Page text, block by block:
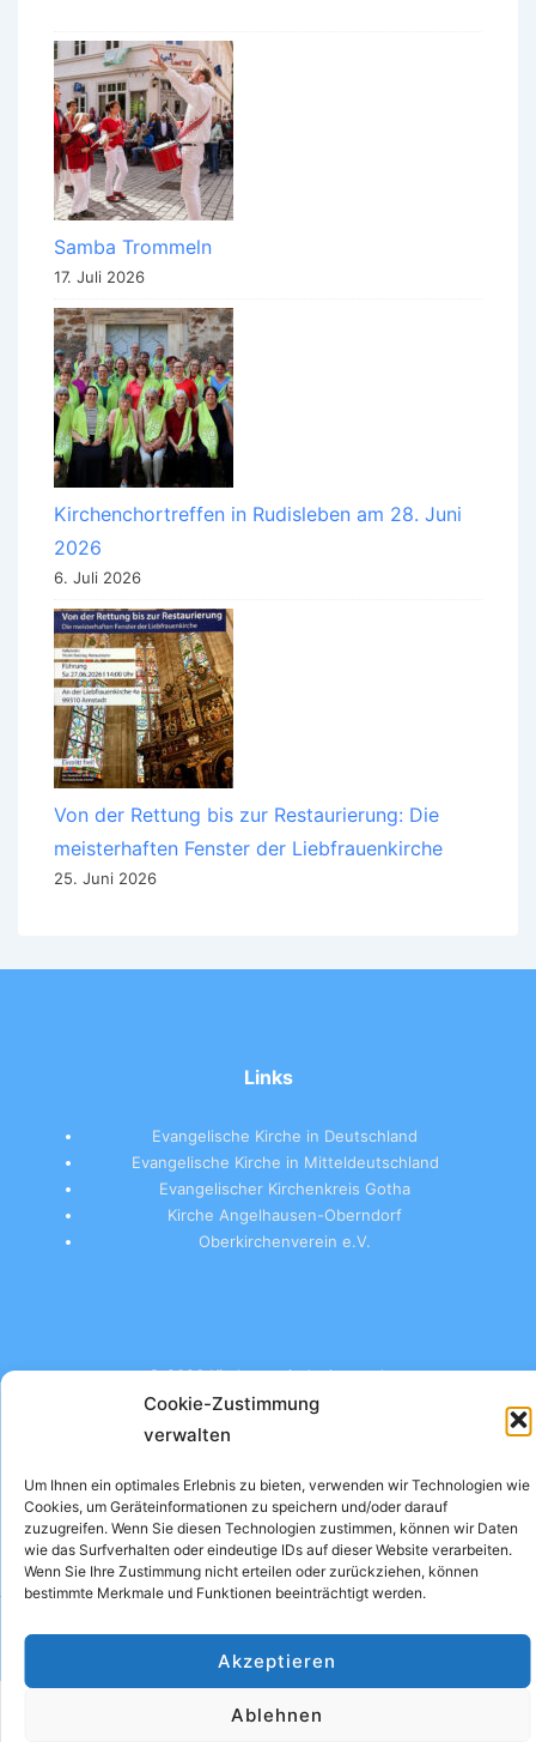
Cookie-Zustimmung
verwalten
Um Ihnen ein optimales Erlebnis zu bieten, verwenden wir Technologien wie
Cookies, um Geräteinformationen zu speichern und/oder darauf
zuzugreifen. Wenn Sie diesen Technologien zustimmen, können wir Daten
wie das Surfverhalten oder eindeutige IDs auf dieser Website verarbeiten.
Wenn Sie Ihre Zustimmung nicht erteilen oder zurückziehen, können
bestimmte Merkmale und Funktionen beeinträchtigt werden.
Akzeptieren
Ablehnen
Samba Trommeln
17. Juli 2026
Kirchenchortreffen in Rudisleben am 28. Juni
2026
6. Juli 2026
Von der Rettung bis zur Restaurierung: Die
meisterhaften Fenster der Liebfrauenkirche
25. Juni 2026
Links
Evangelische Kirche in Deutschland
Evangelische Kirche in Mitteldeutschland
Evangelischer Kirchenkreis Gotha
Kirche Angelhausen-Oberndorf
Oberkirchenverein e.V.
© 2026 Kirchgemeinde Arnstadt
Impressum Datenschutzerklärung Cookie-Richtlinie (EU)